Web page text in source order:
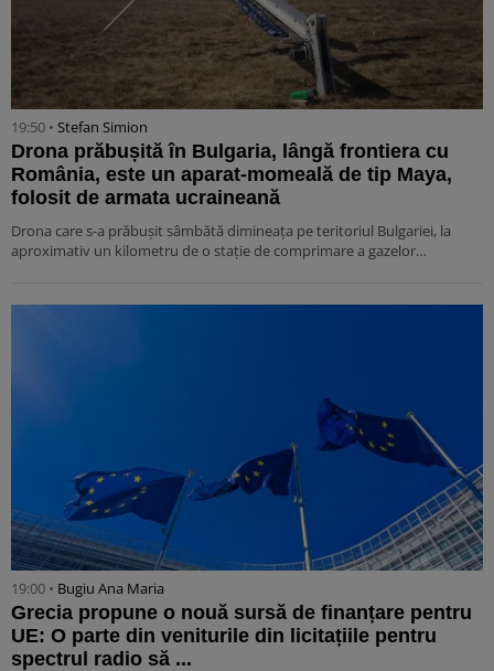
19:50 • Stefan Simion
Drona prăbușită în Bulgaria, lângă frontiera cu
România, este un aparat-momeală de tip Maya,
folosit de armata ucraineană
Drona care s-a prăbușit sâmbătă dimineața pe teritoriul Bulgariei, la
aproximativ un kilometru de o stație de comprimare a gazelor…
19:00 • Bugiu ⁠Ana Maria
Grecia propune o nouă sursă de finanțare pentru
UE: O parte din veniturile din licitațiile pentru
spectrul radio să ...